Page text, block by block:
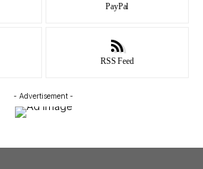
PayPal
RSS Feed
- Advertisement -